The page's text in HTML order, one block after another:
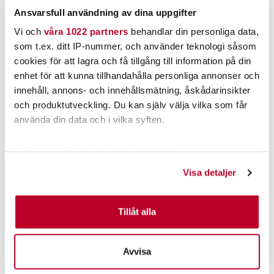
Ansvarsfull användning av dina uppgifter
Vi och våra 1022 partners behandlar din personliga data,
som t.ex. ditt IP-nummer, och använder teknologi såsom
cookies för att lagra och få tillgång till information på din
enhet för att kunna tillhandahålla personliga annonser och
innehåll, annons- och innehållsmätning, åskådarinsikter
och produktutveckling. Du kan själv välja vilka som får
använda din data och i vilka syften.
Identifiera din enhet genom att aktivt skanna den för
specifika kännetecken (fingeravtryck)
Ta reda på mer om hur dina personliga uppgifter
Du kan ändra eller dra tillbaka ditt samtycke när som
helst från cookie-förklaringen.
Visa detaljer
Tillåt alla
Avvisa
LÄS MER LÄGG I VARUKORGEN
ANDRA TITTADE OCKSÅ PÅ
PATRIOT
Nuvarande pris:
495,00 kr
FINNS I LAGER.
SAVAGE GEAR
Nuvarande pris:
99,00 kr
FLER ÄN 6 ST KVAR